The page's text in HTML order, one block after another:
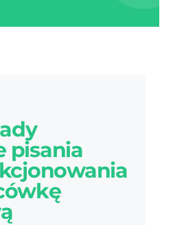
pisania